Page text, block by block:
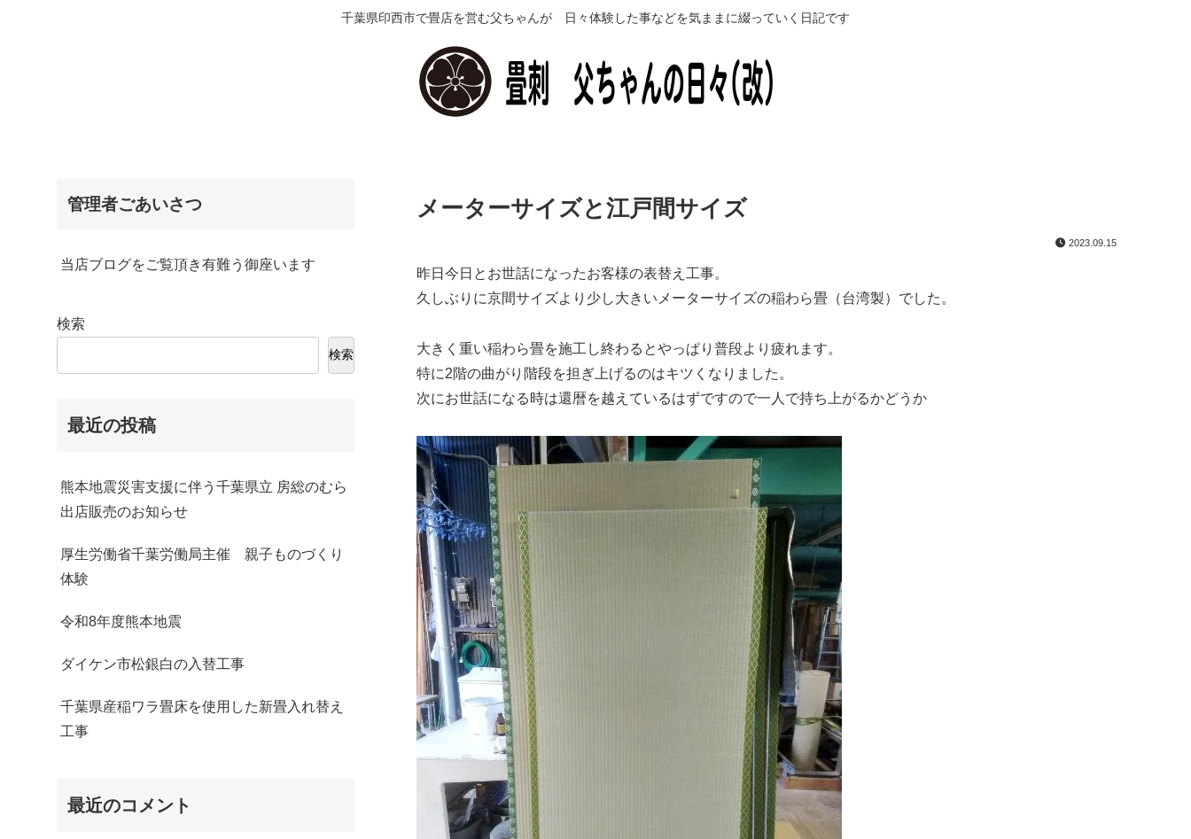
千葉県印西市で畳店を営む父ちゃんが 日々体験した事などを気ままに綴っていく日記です
メーターサイズと江戸間サイズ
2023.09.15
昨日今日とお世話になったお客様の表替え工事。
久しぶりに京間サイズより少し大きいメーターサイズの稲わら畳（台湾製）でした。
大きく重い稲わら畳を施工し終わるとやっぱり普段より疲れます。
特に2階の曲がり階段を担ぎ上げるのはキツくなりました。
次にお世話になる時は還暦を越えているはずですので一人で持ち上がるかどうか
管理者ごあいさつ
当店ブログをご覧頂き有難う御座います
検索
検索
最近の投稿
熊本地震災害支援に伴う千葉県立 房総のむら
出店販売のお知らせ
厚生労働省千葉労働局主催 親子ものづくり
体験
令和8年度熊本地震
ダイケン市松銀白の入替工事
千葉県産稲ワラ畳床を使用した新畳入れ替え
工事
最近のコメント